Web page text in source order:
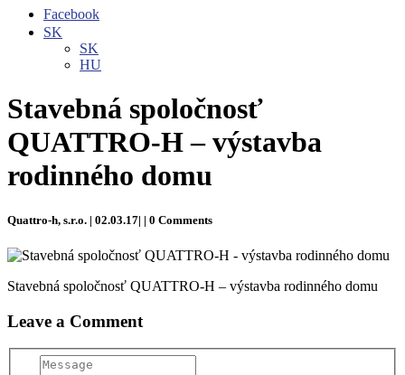
Facebook
SK
SK
HU
Stavebná spoločnosť
QUATTRO-H – výstavba
rodinného domu
Quattro-h, s.r.o. | 02.03.17| | 0 Comments
Stavebná spoločnosť QUATTRO-H – výstavba rodinného domu
Leave a Comment